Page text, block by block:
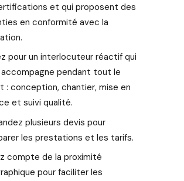
et qui proposent des
en conformité avec la
pour un interlocuteur réactif qui
pendant tout le
: conception, chantier, mise en
et suivi qualité.
plusieurs devis pour
les prestations et les tarifs.
compte de la proximité
pour faciliter les